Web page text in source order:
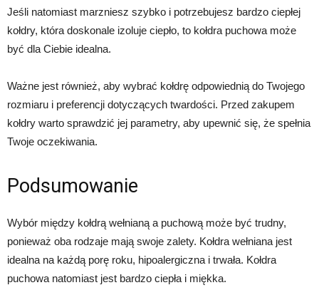
Jeśli natomiast marzniesz szybko i potrzebujesz bardzo ciepłej
kołdry, która doskonale izoluje ciepło, to kołdra puchowa może
być dla Ciebie idealna.
Ważne jest również, aby wybrać kołdrę odpowiednią do Twojego
rozmiaru i preferencji dotyczących twardości. Przed zakupem
kołdry warto sprawdzić jej parametry, aby upewnić się, że spełnia
Twoje oczekiwania.
Podsumowanie
Wybór między kołdrą wełnianą a puchową może być trudny,
ponieważ oba rodzaje mają swoje zalety. Kołdra wełniana jest
idealna na każdą porę roku, hipoalergiczna i trwała. Kołdra
puchowa natomiast jest bardzo ciepła i miękka.